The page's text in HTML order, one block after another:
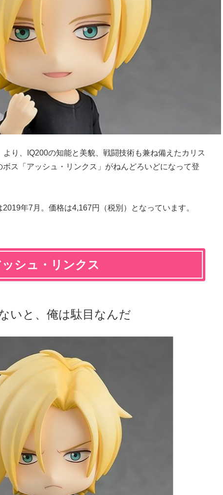
より、IQ200の知能と美貌、戦闘技術も兼ね備えたカリス
ス「アッシュ・リンクス」がねんどろいどになって登
年7月。価格は4,167円（税別）となっています。
シュ・リンクス
いと、俺は駄目なんだ